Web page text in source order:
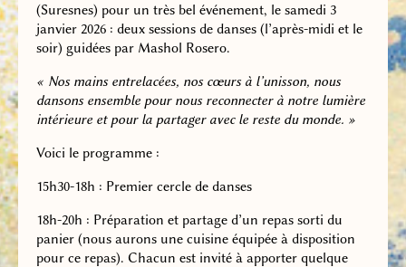
(Suresnes) pour un très bel événement, le samedi 3
janvier 2026 : deux sessions de danses (l’après-midi et le
soir) guidées par Mashol Rosero.
« Nos mains entrelacées, nos cœurs à l’unisson, nous
dansons ensemble pour nous reconnecter à notre lumière
intérieure et pour la partager avec le reste du monde. »
Voici le programme :
15h30-18h : Premier cercle de danses
18h-20h : Préparation et partage d’un repas sorti du
panier (nous aurons une cuisine équipée à disposition
pour ce repas). Chacun est invité à apporter quelque